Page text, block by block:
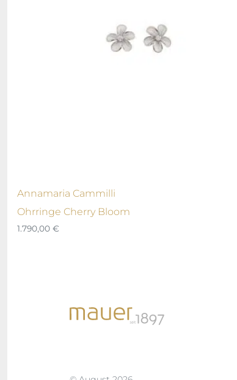
Annamaria Cammilli
Ohrringe Cherry Bloom
1.790,00 €